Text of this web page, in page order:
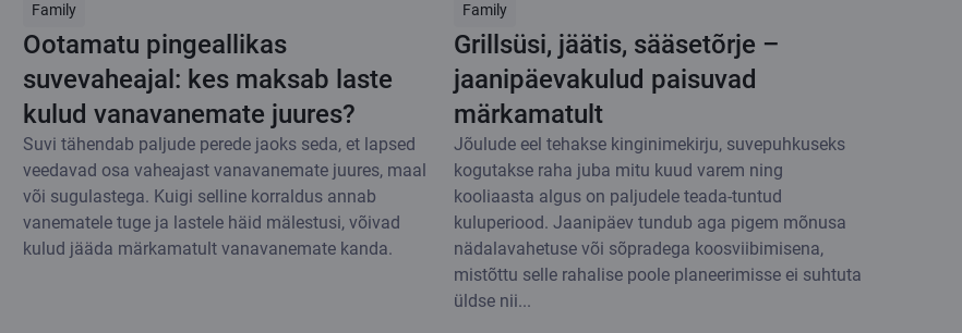
Family
Ootamatu pingeallikas
suvevaheajal: kes maksab laste
kulud vanavanemate juures?
Suvi tähendab paljude perede jaoks seda, et lapsed
veedavad osa vaheajast vanavanemate juures, maal
või sugulastega. Kuigi selline korraldus annab
vanematele tuge ja lastele häid mälestusi, võivad
kulud jääda märkamatult vanavanemate kanda.
Family
Grillsüsi, jäätis, sääsetõrje –
jaanipäevakulud paisuvad
märkamatult
Jõulude eel tehakse kinginimekirju, suvepuhkuseks
kogutakse raha juba mitu kuud varem ning
kooliaasta algus on paljudele teada-tuntud
kuluperiood. Jaanipäev tundub aga pigem mõnusa
nädalavahetuse või sõpradega koosviibimisena,
mistõttu selle rahalise poole planeerimisse ei suhtuta
üldse nii...